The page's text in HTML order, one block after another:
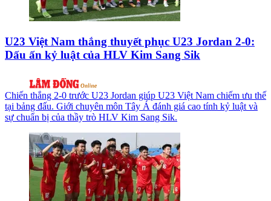
U23 Việt Nam thắng thuyết phục U23 Jordan 2-0:
Dấu ấn kỷ luật của HLV Kim Sang Sik
Chiến thắng 2-0 trước U23 Jordan giúp U23 Việt Nam chiếm ưu thế
tại bảng đấu. Giới chuyên môn Tây Á đánh giá cao tính kỷ luật và
sự chuẩn bị của thầy trò HLV Kim Sang Sik.